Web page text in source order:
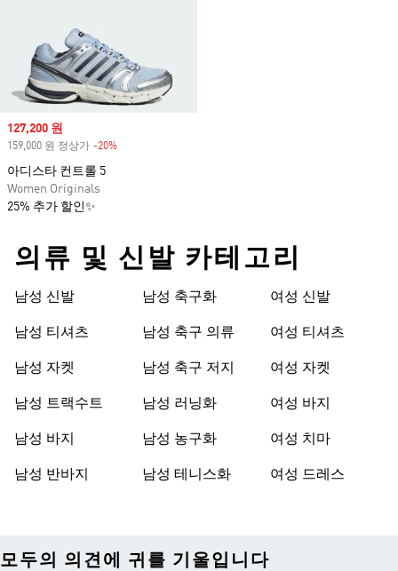
Sale price
127,200 원
159,000 원 정상가 -20%
아디스타 컨트롤 5
Women Originals
25% 추가 할인✨
의류 및 신발 카테고리
남성 신발
남성 티셔츠
남성 자켓
남성 트랙수트
남성 바지
남성 반바지
남성 축구화
남성 축구 의류
남성 축구 저지
남성 러닝화
남성 농구화
남성 테니스화
여성 신발
여성 티셔츠
여성 자켓
여성 바지
여성 치마
여성 드레스
모두의 의견에 귀를 기울입니다